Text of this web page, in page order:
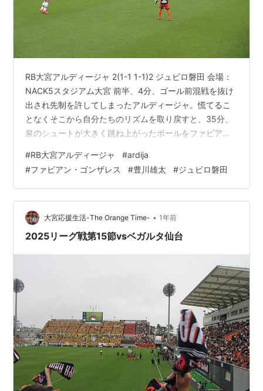
RB大宮アルディージャ 2(1-1 1-1)2 ジュビロ磐田 会場：
NACK5スタジアム大宮 前半、4分、ゴール前混戦を抜け
出され先制を許してしまったアルディージャ。慌てるこ
となくそこから自分たちのリズムを取り戻すと、35分、
泉のシュートが大きく跳ね上がったボールをファビア
す。 後半、高い位置からプレスをかけショートカウンタ
ーを狙うアルディージャ。サイドからの正確なクロスを
入れて来る磐田と一進一退の展開になりますが、69分、
関口からのスルーパス、豊川がミドルシュートを叩き込
み逆転に成功します。しかし、ここから前に出るしかな
くなった磐田に徐々に押…
#RB大宮アルディージャ #ardija
#ファビアン・ゴンザレス #豊川雄太 #ジュビロ磐田
大宮応援生活-The Orange Time- • 1年前
2025リーグ戦第15節vsベガルタ仙台